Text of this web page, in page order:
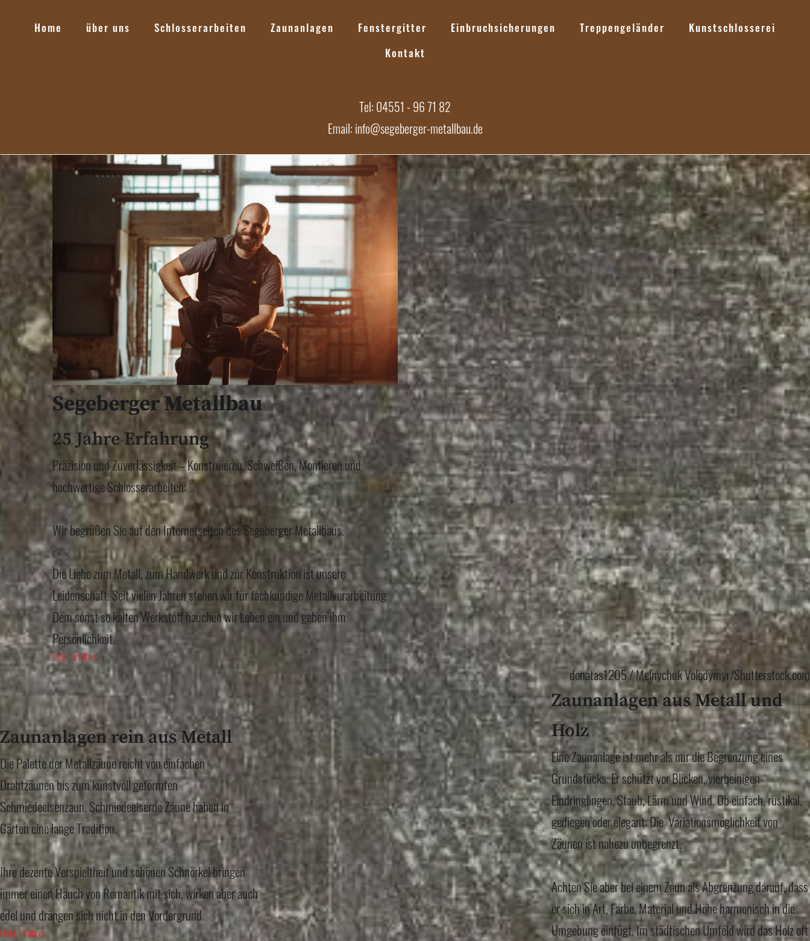
Home über uns Schlosserarbeiten Zaunanlagen Fenstergitter Einbruchsicherungen Treppengeländer
Kunstschlosserei
Kontakt
Tel: 04551 - 96 71 82
Email: info@segeberger-metallbau.de
Segeberger Metallbau
25 Jahre Erfahrung
Präzision und Zuverlässigkeit – Konstruieren, Schweißen, Montieren und
hochwertige Schlosserarbeiten:
Wir begrüßen Sie auf den Internetseiten des Segeberger Metallbaus.
Die Liebe zum Metall, zum Handwerk und zur Konstruktion ist unsere
Leidenschaft. Seit vielen Jahren stehen wir für fachkundige Metallverarbeitung.
Dem sonst so kalten Werkstoff hauchen wir Leben ein und geben ihm
Persönlichkeit.
Mehr erfahren
donatas1205 / Melnychuk Volodymyr/Shutterstock.com
Zaunanlagen rein aus Metall
Die Palette der Metallzäune reicht von einfachen
Drahtzäunen bis zum kunstvoll geformten
Schmiedeeisenzaun. Schmiedeeiserne Zäune haben in
Gärten eine lange Tradition.
Ihre dezente Verspieltheit und schönen Schnörkel bringen
immer einen Hauch von Romantik mit sich, wirken aber auch
edel und drängen sich nicht in den Vordergrund.
Mehr erfahren
Zaunanlagen aus Metall und
Holz
Eine Zaunanlage ist mehr als nur die Begrenzung eines
Grundstücks. Er schützt vor Blicken, vierbeinigen
Eindringlingen, Staub, Lärm und Wind. Ob einfach, rustikal,
gediegen oder elegant: Die Variationsmöglichkeit von
Zäunen ist nahezu unbegrenzt.
Achten Sie aber bei einem Zaun als Abgrenzung darauf, dass
er sich in Art, Farbe, Material und Höhe harmonisch in die
Umgebung einfügt. Im städtischen Umfeld wird das Holz oft